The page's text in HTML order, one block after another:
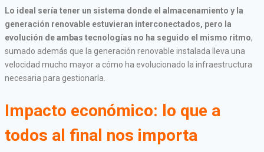
Lo ideal sería tener un sistema donde el almacenamiento y la
generación renovable estuvieran interconectados, pero la
evolución de ambas tecnologías no ha seguido el mismo ritmo,
sumado además que la generación renovable instalada lleva una
velocidad mucho mayor a cómo ha evolucionado la infraestructura
necesaria para gestionarla.
Impacto económico: lo que a
todos al final nos importa